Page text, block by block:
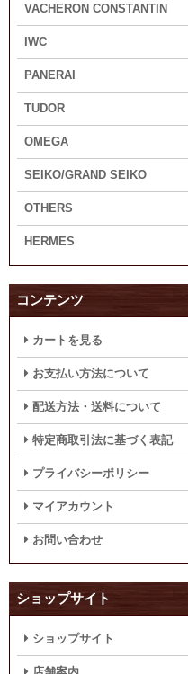
VACHERON CONSTANTIN
IWC
PANERAI
TUDOR
OMEGA
SEIKO/GRAND SEIKO
OTHERS
HERMES
コンテンツ
カートを見る
お支払い方法について
配送方法・送料について
特定商取引法に基づく表記
プライバシーポリシー
マイアカウント
お問い合わせ
ショップサイト
ショップサイト